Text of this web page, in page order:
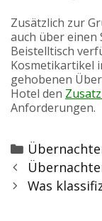
Zusätzlich zur
auch über einen
Beistelltisch
Kosmetikartikel
gehobenen
Hotel den
Anforderungen.
Categories
Post
navigation
Was